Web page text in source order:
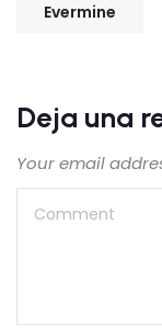
Evermine
Deja una
Your email